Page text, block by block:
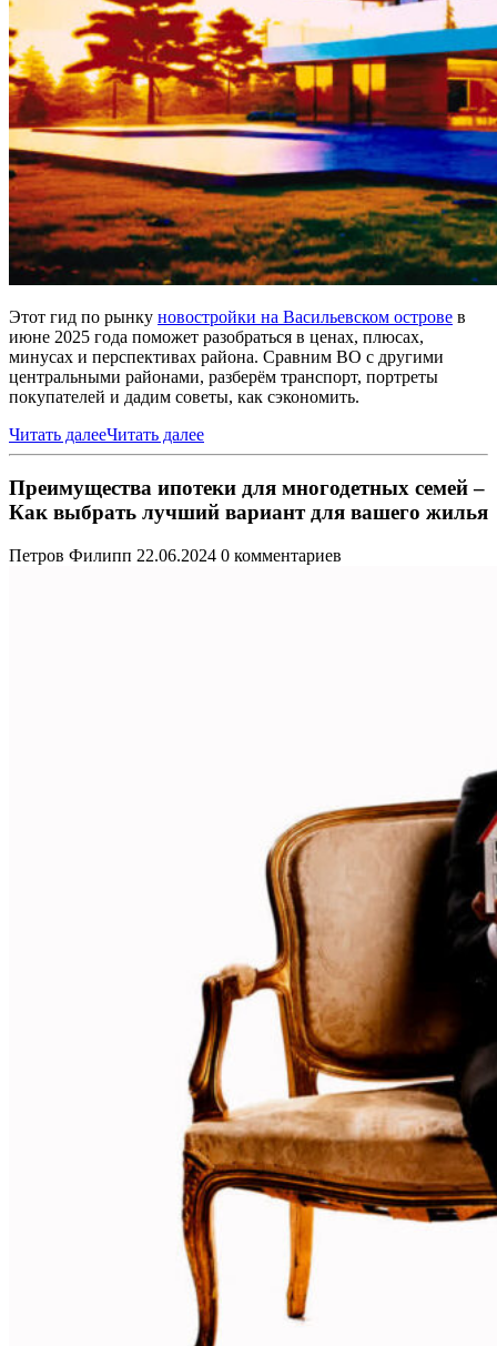
Этот гид по рынку новостройки на Васильевском острове в
июне 2025 года поможет разобраться в ценах, плюсах,
минусах и перспективах района. Сравним ВО с другими
центральными районами, разберём транспорт, портреты
покупателей и дадим советы, как сэкономить.
Читать далееЧитать далее
Преимущества ипотеки для многодетных семей –
Как выбрать лучший вариант для вашего жилья
Петров Филипп 22.06.2024 0 комментариев